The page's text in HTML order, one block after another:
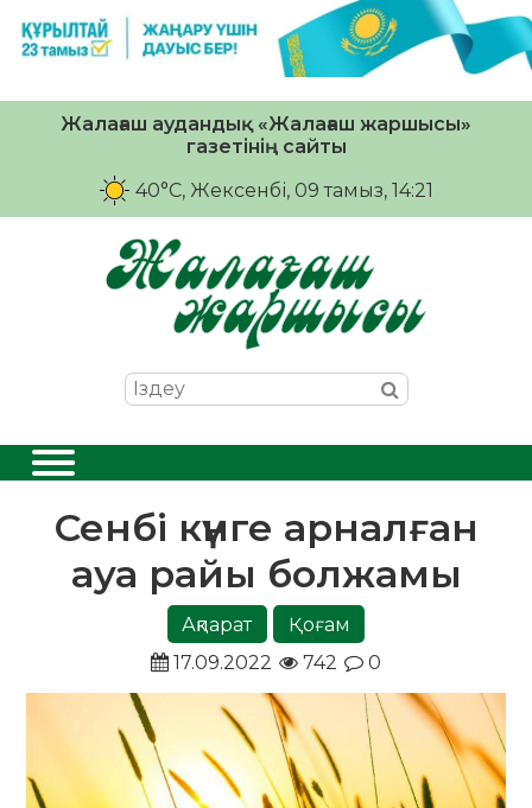
Жалағаш аудандық «Жалағаш жаршысы»
газетінің сайты
40°C, Жексенбі, 09 тамыз, 14:21
Сенбі күнге арналған
ауа райы болжамы
Ақпарат
Қоғам
17.09.2022
742 0